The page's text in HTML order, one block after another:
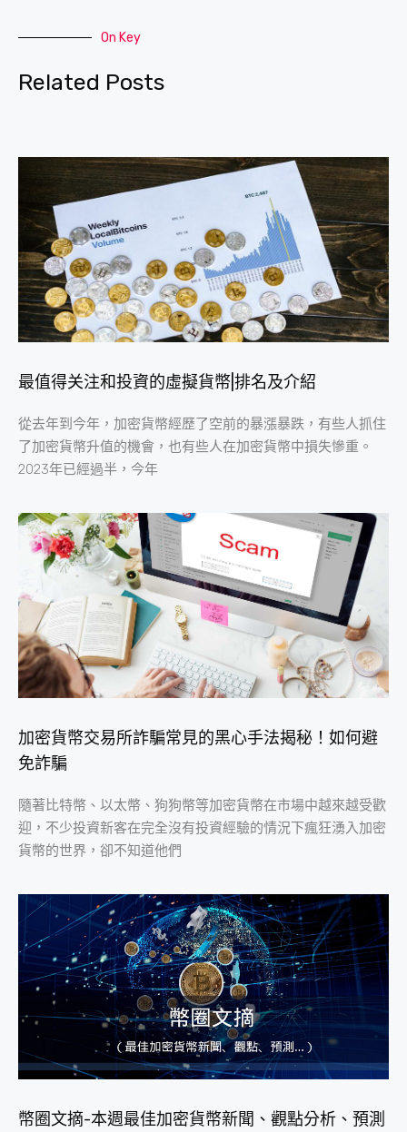
On Key
Related Posts
最值得关注和投資的虛擬貨幣|排名及介紹
從去年到今年，加密貨幣經歷了空前的暴漲暴跌，有些人抓住
了加密貨幣升值的機會，也有些人在加密貨幣中損失慘重。
2023年已經過半，今年
加密貨幣交易所詐騙常見的黑心手法揭秘！如何避
免詐騙
隨著比特幣、以太幣、狗狗幣等加密貨幣在市場中越來越受歡
迎，不少投資新客在完全沒有投資經驗的情況下瘋狂湧入加密
貨幣的世界，卻不知道他們
幣圈文摘-本週最佳加密貨幣新聞、觀點分析、預測